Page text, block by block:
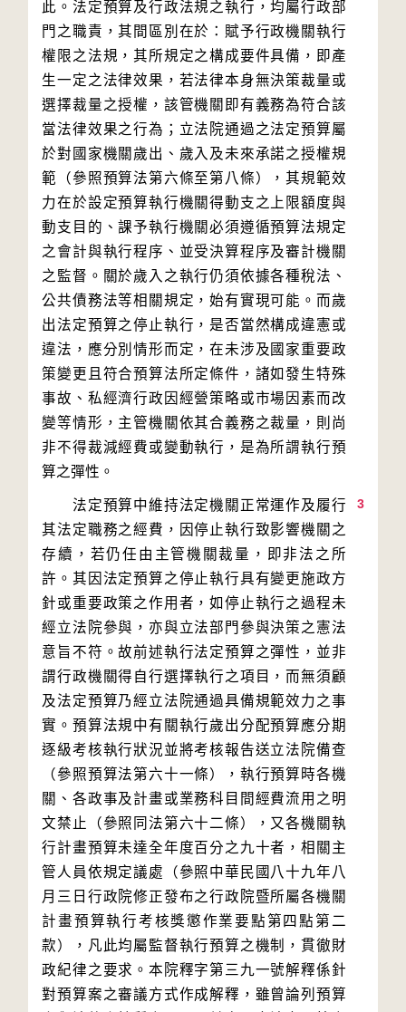
此。法定預算及行政法規之執行，均屬行政部
門之職責，其間區別在於：賦予行政機關執行
權限之法規，其所規定之構成要件具備，即產
生一定之法律效果，若法律本身無決策裁量或
選擇裁量之授權，該管機關即有義務為符合該
當法律效果之行為；立法院通過之法定預算屬
於對國家機關歲出、歲入及未來承諾之授權規
範（參照預算法第六條至第八條），其規範效
力在於設定預算執行機關得動支之上限額度與
動支目的、課予執行機關必須遵循預算法規定
之會計與執行程序、並受決算程序及審計機關
之監督。關於歲入之執行仍須依據各種稅法、
公共債務法等相關規定，始有實現可能。而歲
出法定預算之停止執行，是否當然構成違憲或
違法，應分別情形而定，在未涉及國家重要政
策變更且符合預算法所定條件，諸如發生特殊
事故、私經濟行政因經營策略或市場因素而改
變等情形，主管機關依其合義務之裁量，則尚
非不得裁減經費或變動執行，是為所謂執行預
3
法定預算中維持法定機關正常運作及履行
其法定職務之經費，因停止執行致影響機關之
存續，若仍任由主管機關裁量，即非法之所
許。其因法定預算之停止執行具有變更施政方
針或重要政策之作用者，如停止執行之過程未
經立法院參與，亦與立法部門參與決策之憲法
意旨不符。故前述執行法定預算之彈性，並非
謂行政機關得自行選擇執行之項目，而無須顧
及法定預算乃經立法院通過具備規範效力之事
實。預算法規中有關執行歲出分配預算應分期
逐級考核執行狀況並將考核報告送立法院備查
（參照預算法第六十一條），執行預算時各機
關、各政事及計畫或業務科目間經費流用之明
文禁止（參照同法第六十二條），又各機關執
行計畫預算未達全年度百分之九十者，相關主
管人員依規定議處（參照中華民國八十九年八
月三日行政院修正發布之行政院暨所屬各機關
計畫預算執行考核獎懲作業要點第四點第二
款），凡此均屬監督執行預算之機制，貫徹財
政紀律之要求。本院釋字第三九一號解釋係針
對預算案之審議方式作成解釋，雖曾論列預算